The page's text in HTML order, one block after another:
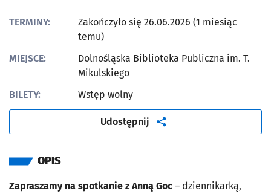
TERMINY:
Zakończyło się 26.06.2026 (1 miesiąc
temu)
MIEJSCE:
Dolnośląska Biblioteka Publiczna im. T.
Mikulskiego
BILETY:
Wstęp wolny
Udostępnij artykuł
OPIS
Zapraszamy na spotkanie z Anną Goc – dziennikarką,